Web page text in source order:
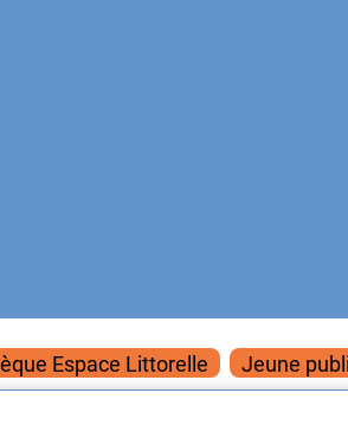
Espace Littorelle Jeune